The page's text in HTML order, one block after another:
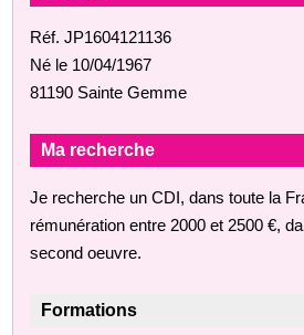
Réf. JP1604121136
Né le 10/04/1967
81190 Sainte Gemme
Ma recherche
Je recherche un CDI, dans toute la
rémunération entre 2000 et 2500 €,
second oeuvre.
Formations